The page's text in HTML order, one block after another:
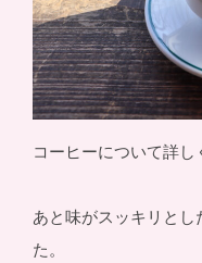
コーヒーについて詳
あと味がスッキリとし
た。